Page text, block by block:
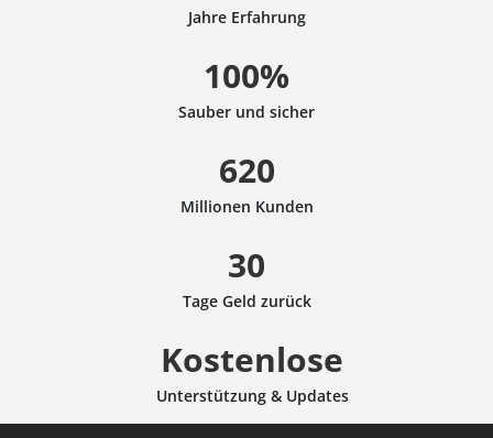
Jahre Erfahrung
100%
Sauber und sicher
620
Millionen Kunden
30
Tage Geld zurück
Kostenlose
Unterstützung & Updates